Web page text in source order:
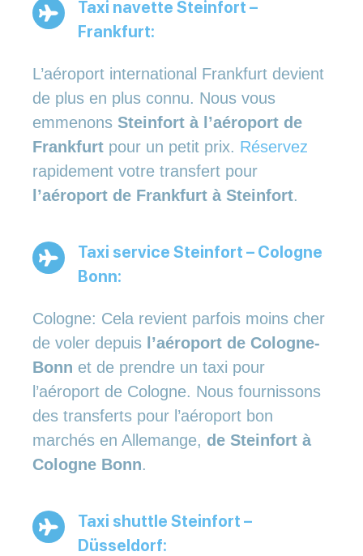
Taxi navette Steinfort –
Frankfurt:
L’aéroport international Frankfurt devient
de plus en plus connu. Nous vous
emmenons Steinfort à l’aéroport de
Frankfurt pour un petit prix. Réservez
rapidement votre transfert pour
l’aéroport de Frankfurt à Steinfort.
Taxi service Steinfort – Cologne
Bonn:
Cologne: Cela revient parfois moins cher
de voler depuis l’aéroport de Cologne-
Bonn et de prendre un taxi pour
l’aéroport de Cologne. Nous fournissons
des transferts pour l’aéroport bon
marchés en Allemange, de Steinfort à
Cologne Bonn.
Taxi shuttle Steinfort –
Düsseldorf: